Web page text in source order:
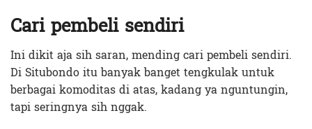
Cari pembeli sendiri
Ini dikit aja sih saran, mending cari pembeli sendiri.
Di Situbondo itu banyak banget tengkulak untuk
berbagai komoditas di atas, kadang ya nguntungin,
tapi seringnya sih nggak.